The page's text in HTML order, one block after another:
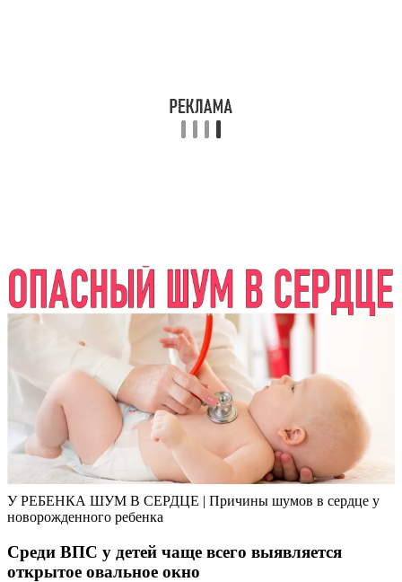
У РЕБЕНКА ШУМ В СЕРДЦЕ | Причины шумов в сердце у
новорожденного ребенка
Среди ВПС у детей чаще всего выявляется
открытое овальное окно